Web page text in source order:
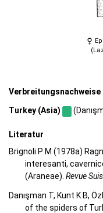
Verbreitungsnachweise
Turkey (Asia)
Literatur
Brignoli P M (1978a)
interesanti,
(Araneae). Revue
Danışman T, Kunt K B,
of the spiders of